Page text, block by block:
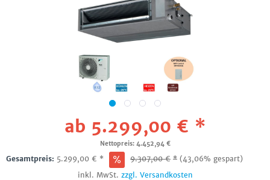
ab 5.299,00 € *
Nettopreis: 4.452,94 €
Gesamtpreis: 5.299,00 € * 9.307,00€ * (43,06% gespart)
inkl. MwSt. zzgl. Versandkosten